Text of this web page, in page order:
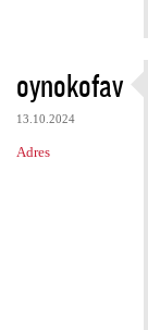
oynokofav
13.10.2024
Adres